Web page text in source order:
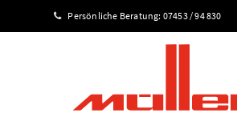
Persönliche Beratung: 07453 / 94 830